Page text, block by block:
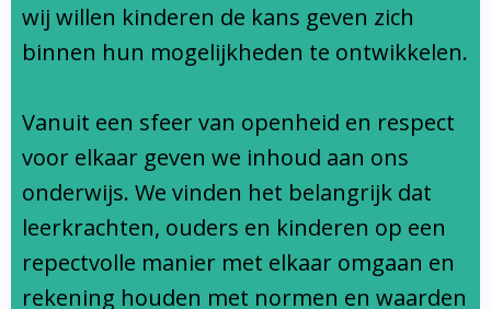
Ondersteuningsprofiel
wij willen kinderen de kans geven zich
binnen hun mogelijkheden te ontwikkelen.
Vanuit een sfeer van openheid en respect
voor elkaar geven we inhoud aan ons
onderwijs. We vinden het belangrijk dat
leerkrachten, ouders en kinderen op een
repectvolle manier met elkaar omgaan en
rekening houden met normen en waarden